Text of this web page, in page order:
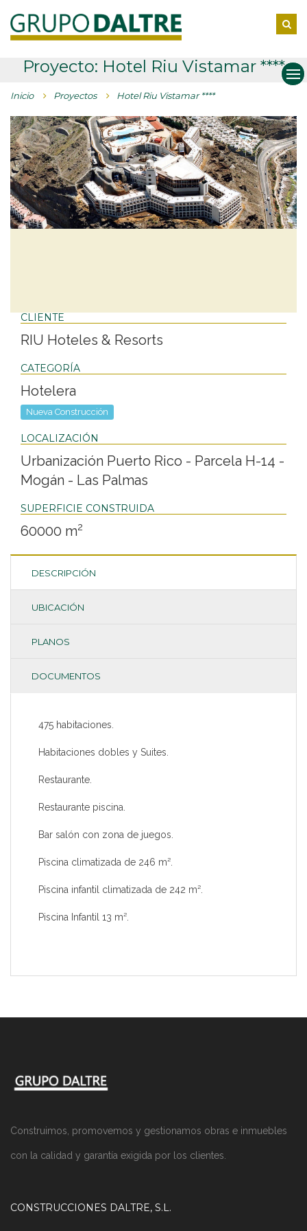
Proyecto: Hotel Riu Vistamar ****
Inicio Proyectos Hotel Riu Vistamar ****
CLIENTE
RIU Hoteles & Resorts
CATEGORÍA
Hotelera
Nueva Construcción
LOCALIZACIÓN
Urbanización Puerto Rico - Parcela H-14 -
Mogán - Las Palmas
SUPERFICIE CONSTRUIDA
60000 m2
DESCRIPCIÓN
UBICACIÓN
PLANOS
DOCUMENTOS
475 habitaciones.
Habitaciones dobles y Suites.
Restaurante.
Restaurante piscina.
Bar salón con zona de juegos.
Piscina climatizada de 246 m².
Piscina infantil climatizada de 242 m².
Piscina Infantil 13 m².
Construimos, promovemos y gestionamos obras e inmuebles
con la calidad y garantía exigida por los clientes.
CONSTRUCCIONES DALTRE, S.L.